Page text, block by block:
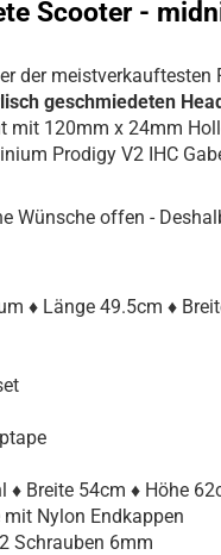
Scooter -
der
geschmiedeten
mit 120mm x 24mm
Prodigy V2 IHC
Wünsche offen -
♦ Länge 49.5cm ♦
♦ Breite 54cm ♦ Höhe
Nylon Endkappen
Schrauben 6mm